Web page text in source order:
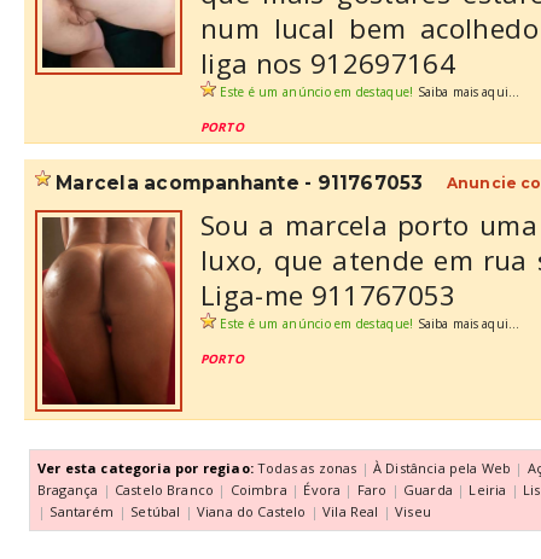
num lucal bem
liga nos 912697164
Este é um anúncio em destaque! Saiba mais aqui...
PORTO
marcela acompanhante - 911767053 Anuncie
Sou a marcela porto
luxo, que atende em
Liga-me 911767053
Este é um anúncio em destaque! Saiba mais aqui...
PORTO
Ver esta categoria por regiao: Todas as zonas | À Distância pela Web |
Bragança | Castelo Branco | Coimbra | Évora | Faro | Guarda | Leiria |
| Santarém | Setúbal | Viana do Castelo | Vila Real | Viseu